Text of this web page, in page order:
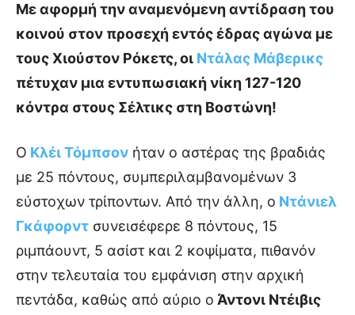
Με αφορμή την αναμενόμενη αντίδραση του
κοινού στον προσεχή εντός έδρας αγώνα με
τους Χιούστον Ρόκετς, οι Ντάλας Μάβερικς
πέτυχαν μια εντυπωσιακή νίκη 127-120
κόντρα στους Σέλτικς στη Βοστώνη!
Ο Κλέι Τόμπσον ήταν ο αστέρας της βραδιάς
με 25 πόντους, συμπεριλαμβανομένων 3
εύστοχων τρίποντων. Από την άλλη, ο Ντάνιελ
Γκάφορντ συνεισέφερε 8 πόντους, 15
ριμπάουντ, 5 ασίστ και 2 κοψίματα, πιθανόν
στην τελευταία του εμφάνιση στην αρχική
πεντάδα, καθώς από αύριο ο Άντονι Ντέιβις